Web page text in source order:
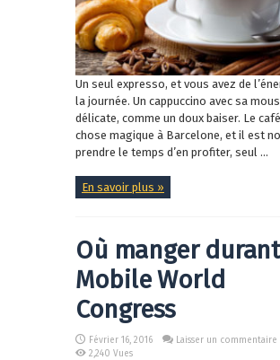
Un seul expresso, et vous avez de
la journée. Un cappuccino avec sa
délicate, comme un doux baiser. Le
chose magique à Barcelone, et il est
prendre le temps d’en profiter, seul ...
En savoir plus »
Où manger
Mobile World
Congress
Février 16, 2016
Laisser un commentaire
2,240 Vues